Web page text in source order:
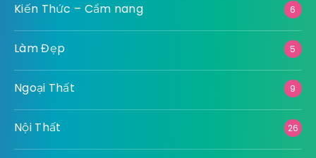
Kiến Thức – Cẩm nang 6
Làm Đẹp 5
Ngoại Thất 9
Nội Thất 26